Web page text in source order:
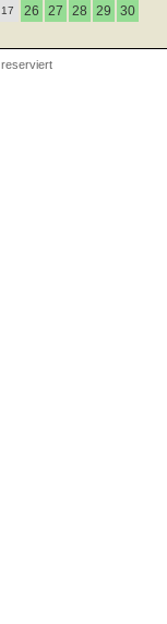
17 26 27 28 29 30
reserviert